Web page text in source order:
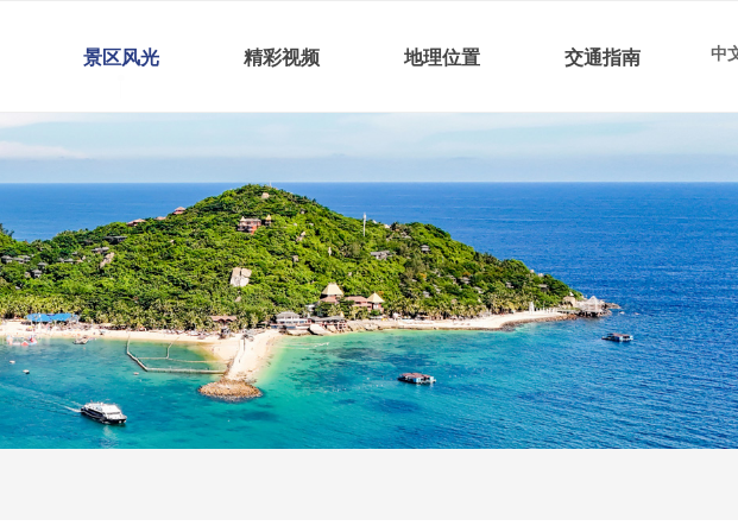
景区风光 精彩视频 地理位置 交通指南 中